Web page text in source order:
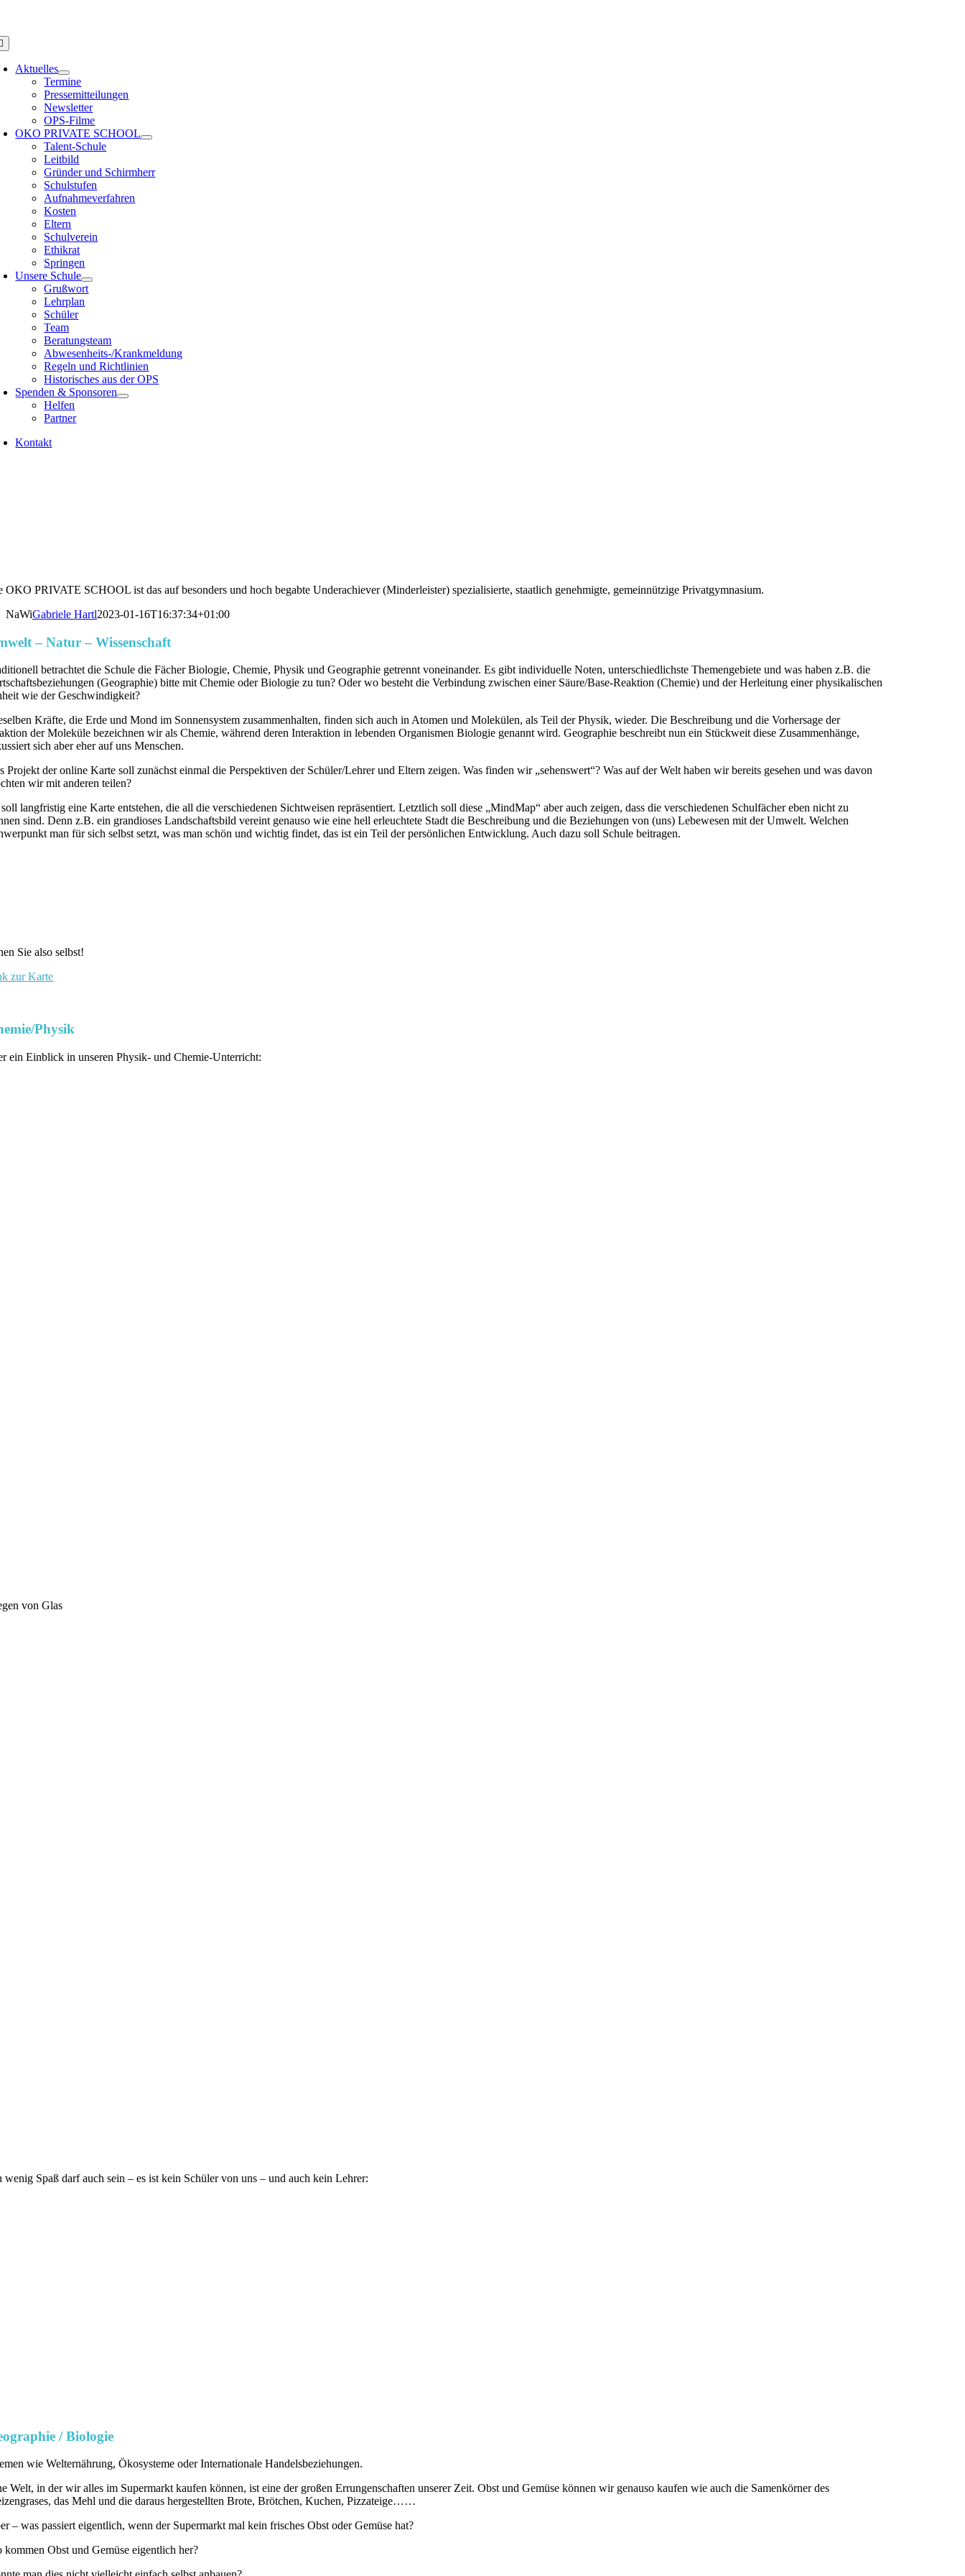
Aktuelles
Termine
Pressemitteilungen
Newsletter
OPS-Filme
OKO PRIVATE SCHOOL
Talent-Schule
Leitbild
Gründer und Schirmherr
Schulstufen
Aufnahmeverfahren
Kosten
Eltern
Schulverein
Ethikrat
Springen
Unsere Schule
Grußwort
Lehrplan
Schüler
Team
Beratungsteam
Abwesenheits-/Krankmeldung
Regeln und Richtlinien
Historisches aus der OPS
Spenden & Sponsoren
Helfen
Partner
Kontakt
OKO PRIVATE SCHOOL ist das auf besonders und hoch begabte Underachiever (Minderleister) spezialisierte, staatlich genehmigte, gemeinnützige Privatgymnasium.
NaWiGabriele Hartl2023-01-16T16:37:34+01:00
– Natur – Wissenschaft
betrachtet die Schule die Fächer Biologie, Chemie, Physik und Geographie getrennt voneinander. Es gibt individuelle Noten, unterschiedlichste Themengebiete und was haben z.B. die
(Geographie) bitte mit Chemie oder Biologie zu tun? Oder wo besteht die Verbindung zwischen einer Säure/Base-Reaktion (Chemie) und der Herleitung einer physikalischen
wie der Geschwindigkeit?
Kräfte, die Erde und Mond im Sonnensystem zusammenhalten, finden sich auch in Atomen und Molekülen, als Teil der Physik, wieder. Die Beschreibung und die Vorhersage der
der Moleküle bezeichnen wir als Chemie, während deren Interaktion in lebenden Organismen Biologie genannt wird. Geographie beschreibt nun ein Stückweit diese Zusammenhänge,
sich aber eher auf uns Menschen.
Projekt der online Karte soll zunächst einmal die Perspektiven der Schüler/Lehrer und Eltern zeigen. Was finden wir „sehenswert“? Was auf der Welt haben wir bereits gesehen und was davon
wir mit anderen teilen?
langfristig eine Karte entstehen, die all die verschiedenen Sichtweisen repräsentiert. Letztlich soll diese „MindMap“ aber auch zeigen, dass die verschiedenen Schulfächer eben nicht zu
sind. Denn z.B. ein grandioses Landschaftsbild vereint genauso wie eine hell erleuchtete Stadt die Beschreibung und die Beziehungen von (uns) Lebewesen mit der Umwelt. Welchen
man für sich selbst setzt, was man schön und wichtig findet, das ist ein Teil der persönlichen Entwicklung. Auch dazu soll Schule beitragen.
Sie also selbst!
zur Karte
Physik
ein Einblick in unseren Physik- und Chemie-Unterricht:
von Glas
wenig Spaß darf auch sein – es ist kein Schüler von uns – und auch kein Lehrer:
/ Biologie
wie Welternährung, Ökosysteme oder Internationale Handelsbeziehungen.
Welt, in der wir alles im Supermarkt kaufen können, ist eine der großen Errungenschaften unserer Zeit. Obst und Gemüse können wir genauso kaufen wie auch die Samenkörner des
das Mehl und die daraus hergestellten Brote, Brötchen, Kuchen, Pizzateige……
– was passiert eigentlich, wenn der Supermarkt mal kein frisches Obst oder Gemüse hat?
kommen Obst und Gemüse eigentlich her?